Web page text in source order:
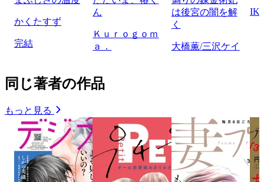
かくたすず
完結
ん
Ｋｕｒｏｇｏｍ
ａ．
は後宮の闇を解
く
大橋薫/三沢ケイ
同じ著者の作品
もっと見る